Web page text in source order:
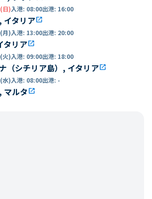
日)入港: 08:00出港: 16:00
イタリアopen_in_new
月)入港: 13:00出港: 20:00
タリアopen_in_new
火)入港: 09:00出港: 18:00
（シチリア島）, イタリアopen_in_new
水)入港: 08:00出港: -
マルタopen_in_new